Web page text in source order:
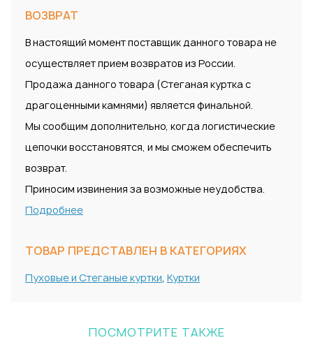
ВОЗВРАТ
В настоящий момент поставщик данного товара не
осуществляет прием возвратов из России.
Продажа данного товара (Стеганая куртка с
драгоценными камнями) является финальной.
Мы сообщим дополнительно, когда логистические
цепочки восстановятся, и мы сможем обеспечить
возврат.
Приносим извинения за возможные неудобства.
Подробнее
ТОВАР ПРЕДСТАВЛЕН В КАТЕГОРИЯХ
Пуховые и Стеганые куртки, Куртки
ПОСМОТРИТЕ ТАКЖЕ